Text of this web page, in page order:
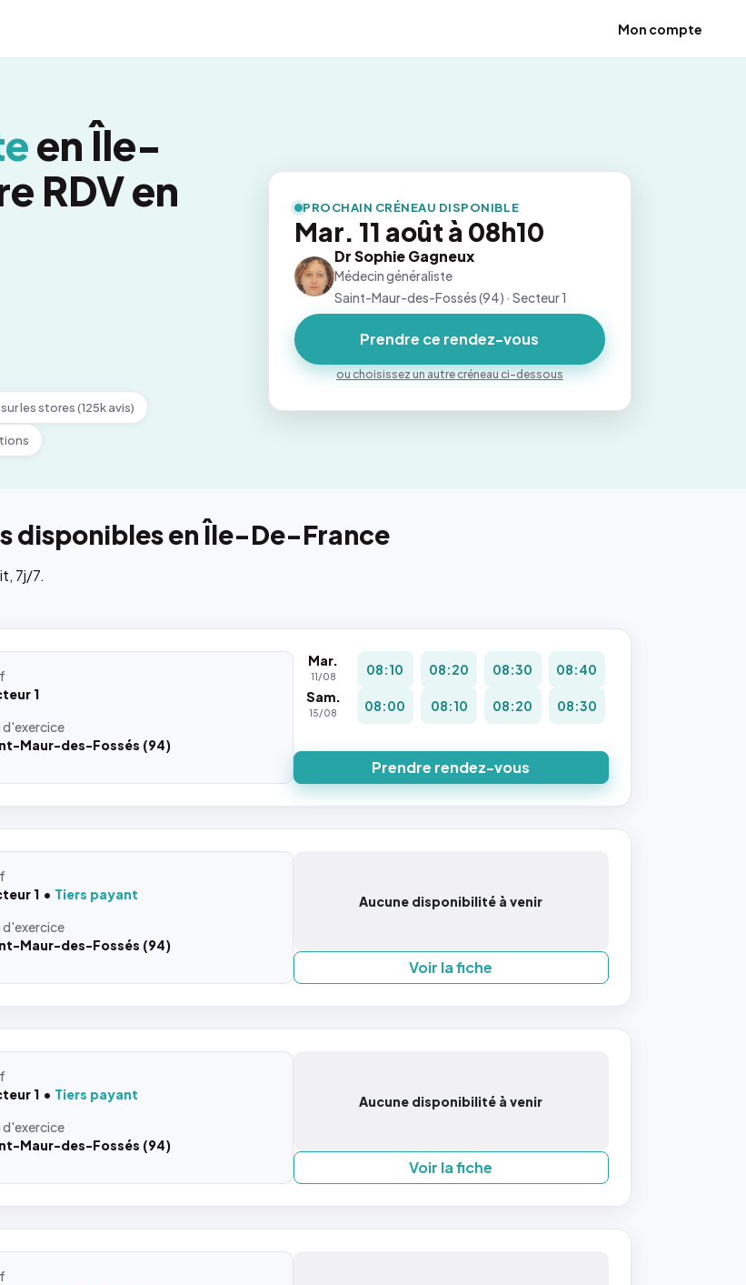
Mon compte
en Île-
RDV en
sur les stores (125k avis)
PROCHAIN CRÉNEAU DISPONIBLE
Mar. 11 août à 08h10
Dr Sophie Gagneux
Médecin généraliste
Saint-Maur-des-Fossés (94) · Secteur 1
Prendre ce rendez-vous
ou choisissez un autre créneau ci-dessous
disponibles en Île-De-France
7j/7.
1
d'exercice
Maur-des-Fossés (94)
Mar.
11/08 08:10 08:20 08:30
08:40
Sam.
15/08 08:00 08:10 08:20 08:30
Prendre rendez-vous
1
Tiers payant
d'exercice
Maur-des-Fossés (94)
Aucune disponibilité à venir
Voir la fiche
1
Tiers payant
d'exercice
Maur-des-Fossés (94)
Aucune disponibilité à venir
Voir la fiche